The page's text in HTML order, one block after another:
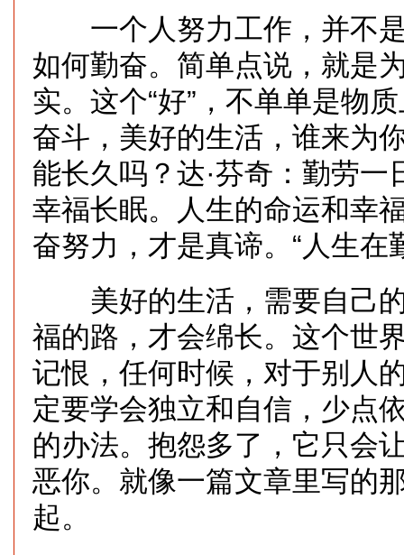
一个人努力工作，并不是
如何勤奋。简单点说，就是
实。这个“好”，不单单是物
奋斗，美好的生活，谁来为
能长久吗？达·芬奇：勤劳
幸福长眠。人生的命运和幸
奋努力，才是真谛。“人生在
美好的生活，需要自己的
福的路，才会绵长。这个世
记恨，任何时候，对于别人
定要学会独立和自信，少点
的办法。抱怨多了，它只会
恶你。就像一篇文章里写的
起。